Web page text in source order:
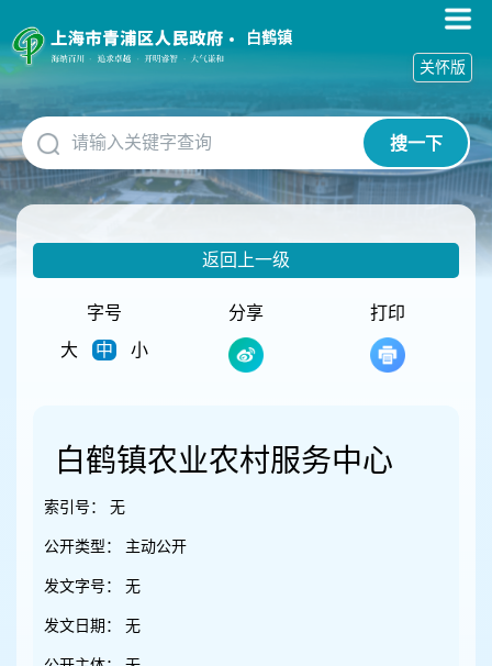
障
碍
作
说
明
跳
到
网
白鹤镇
搜一下
关怀版
返回上一级
字号
大
中 小
分享 打印
白鹤镇农业农村服务中心
索引号： 无
公开类型： 主动公开
发文字号： 无
发文日期： 无